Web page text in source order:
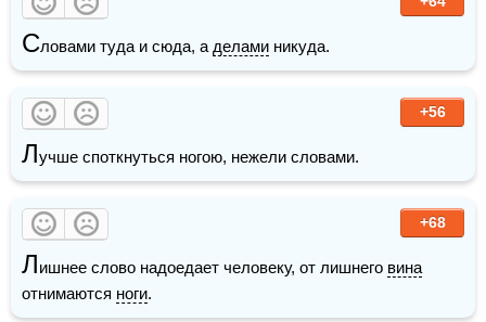
Словами туда и сюда, а делами никуда.
+56
Лучше споткнуться ногою, нежели словами.
+68
Лишнее слово надоедает человеку, от лишнего вина
отнимаются ноги.